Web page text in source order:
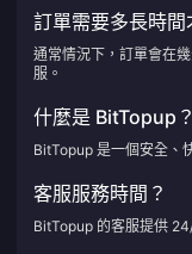
訂單需要多長時間
通常情況下，訂單會在
服。
什麼是 BitTopup？
BitTopup 是一個安全、
客服服務時間？
BitTopup 的客服提供